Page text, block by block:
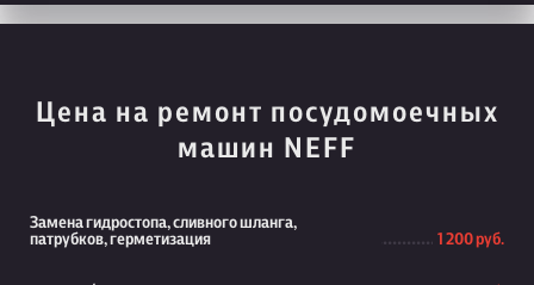
Цена на ремонт посудомоечных
машин NEFF
Замена гидростопа, сливного шланга,
патрубков, герметизация
1 200 руб.